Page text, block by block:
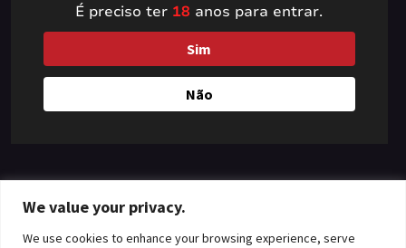
We value your privacy.
We use cookies to enhance your browsing experience, serve
something amazing
— check back soon!
É preciso ter 18 anos para entrar.
Sim
Não